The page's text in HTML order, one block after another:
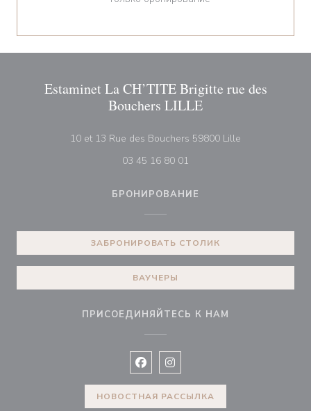
Estaminet La CH’TITE Brigitte rue des
Bouchers LILLE
10 et 13 Rue des Bouchers 59800 Lille
03 45 16 80 01
БРОНИРОВАНИЕ
ЗАБРОНИРОВАТЬ СТОЛИК
ВАУЧЕРЫ
ПРИСОЕДИНЯЙТЕСЬ К НАМ
Facebook ((открывается в новом
Instagram ((открывается в
НОВОСТНАЯ РАССЫЛКА